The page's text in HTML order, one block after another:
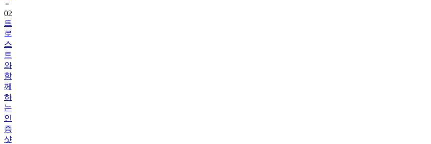
02
트
로
스
트
와
함
께
하
는
인
증
샷